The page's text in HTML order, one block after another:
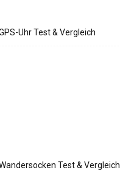
Uhr Test & Vergleich
Test & Vergleich